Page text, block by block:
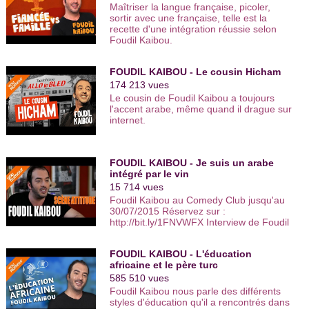
vidéos comiques :
http://www.youhumour.com Interprète :
Foudil Kaibou - Réalisateur : Christophe
FRANCK et Nicolas Doubreres -
d'humour saison 1 © PVO Audiovisuel
Multimédia 2013 | Suivez-nous sur
Facebook :
https://www.facebook.com/Youhumour.fan
Twitter : https://twitter.com/youhumour
Google + :
artistes et 3000 vidéos de leurs meilleurs
sketchs comiques. Viens faire l’humour
avec nous ! Retrouve les vidéos drôles
de one man show, stand up, humoristes
femmes, comiques français, duos
comiques… De l'humour noir à l'humour
sur le couple, des humoristes d'Ondar à
sont sur You Humour. | Encore plus de
vidéos http://www.youhumour.com
Maîtriser la langue française, picoler,
sortir avec une française, telle est la
recette d'une intégration réussie selon
Foudil Kaibou.
FOUDIL KAIBOU - Le cousin Hicham
174 213 vues
Le cousin de Foudil Kaibou a toujours
l'accent arabe, même quand il drague sur
internet.
FOUDIL KAIBOU - Je suis un arabe
intégré par le vin
15 714 vues
Foudil Kaibou au Comedy Club jusqu'au
30/07/2015 Réservez sur :
http://bit.ly/1FNVWFX Interview de Foudil
vidéos http://www.youhumour.com C'est
un fait, les artistes aiment parler d'eux
dans leurs spectacles.... Mais nous ne
savons pas tout ! Découvrez Foudil
Kaibou en toute intimité dans cette
FOUDIL KAIBOU - L'éducation
africaine et le père turc
585 510 vues
Foudil Kaibou nous parle des différents
styles d'éducation qu'il a rencontrés dans